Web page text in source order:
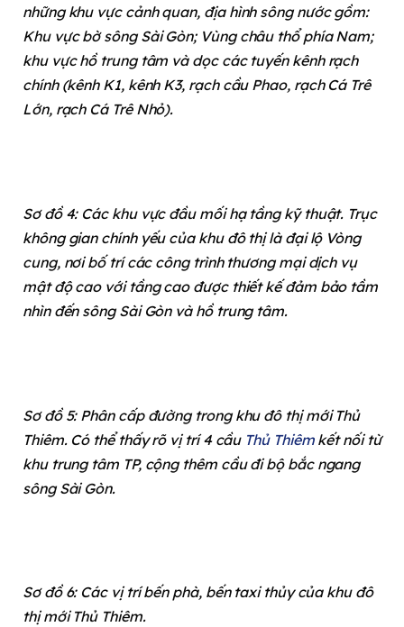
những khu vực cảnh quan, địa hình sông nước gồm:
Khu vực bờ sông Sài Gòn; Vùng châu thổ phía Nam;
khu vực hồ trung tâm và dọc các tuyến kênh rạch
chính (kênh K1, kênh K3, rạch cầu Phao, rạch Cá Trê
Lớn, rạch Cá Trê Nhỏ).
Sơ đồ 4: Các khu vực đầu mối hạ tầng kỹ thuật. Trục
không gian chính yếu của khu đô thị là đại lộ Vòng
cung, nơi bố trí các công trình thương mại dịch vụ
mật độ cao với tầng cao được thiết kế đảm bảo tầm
nhìn đến sông Sài Gòn và hồ trung tâm.
Sơ đồ 5: Phân cấp đường trong khu đô thị mới Thủ
Thiêm. Có thể thấy rõ vị trí 4 cầu Thủ Thiêmkết nối từ
khu trung tâm TP, cộng thêm cầu đi bộ bắc ngang
sông Sài Gòn.
Sơ đồ 6: Các vị trí bến phà, bến taxi thủy của khu đô
thị mới Thủ Thiêm.